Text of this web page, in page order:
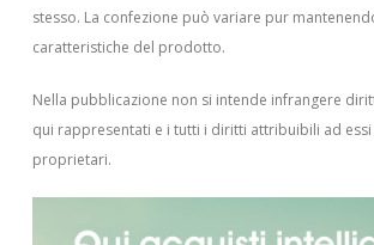
stesso. La confezione può variare pur
caratteristiche del prodotto.
Nella pubblicazione non si intende infrangere
qui rappresentati e i tutti i diritti attribuibili ad
proprietari.